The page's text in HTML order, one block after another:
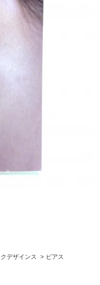
デザインス > ピアス